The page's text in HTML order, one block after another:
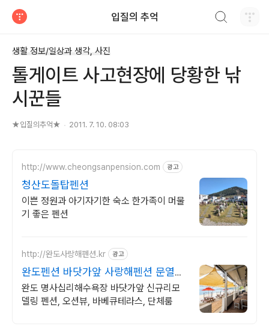
입질의 추억
생활 정보/일상과 생각, 사진
톨게이트 사고현장에 당황한 낚
시꾼들
★입질의추억★ 2011. 7. 10. 08:03
http://www.cheongsanpension.com 광고
청산도돌탑펜션
이쁜 정원과 아기자기한 숙소 한가족이 머물
기 좋은 펜션
http://완도사랑해펜션.kr 광고
완도펜션 바닷가앞 사랑해펜션 문열면
바다
완도 명사십리해수욕장 바닷가앞 신규리모
델링 펜션, 오션뷰, 바베큐테라스, 단체룸